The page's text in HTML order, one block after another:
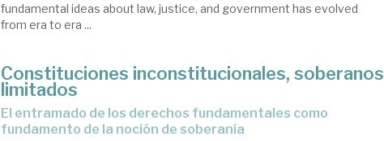
fundamental ideas about law, justice, and government has evolved
from era to era ...
Constituciones inconstitucionales, soberanos
limitados
el entramado de los derechos fundamentales como
fundamento de la noción de soberanía